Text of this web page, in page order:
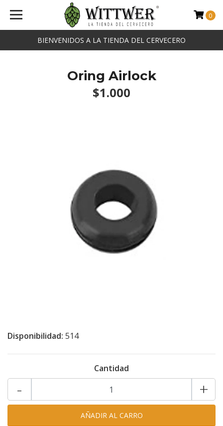
BIENVENIDOS A LA TIENDA DEL CERVECERO
0
Oring Airlock
$1.000
Disponibilidad: 514
Cantidad
- +